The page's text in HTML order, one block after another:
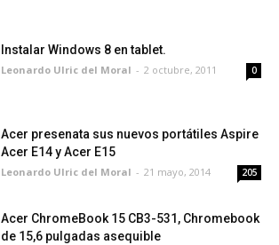
Instalar Windows 8 en tablet.
Leonardo Ulric del Moral - 2 octubre, 2011 0
Acer presenata sus nuevos portátiles Aspire
Acer E14 y Acer E15
Leonardo Ulric del Moral - 21 mayo, 2014 205
Acer ChromeBook 15 CB3-531, Chromebook
de 15,6 pulgadas asequible